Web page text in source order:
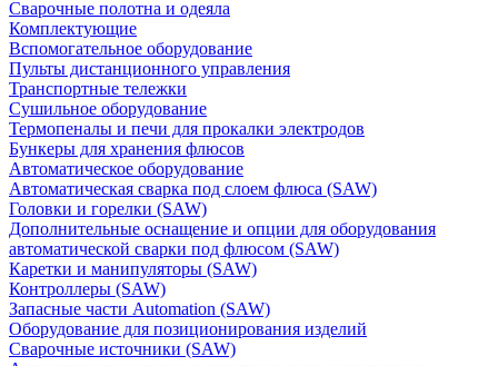
Сварочные полотна и одеяла
Комплектующие
Вспомогательное оборудование
Пульты дистанционного управления
Транспортные тележки
Сушильное оборудование
Термопеналы и печи для прокалки электродов
Бункеры для хранения флюсов
Автоматическое оборудование
Автоматическая сварка под слоем флюса (SAW)
Головки и горелки (SAW)
Дополнительные оснащение и опции для оборудования
автоматической сварки под флюсом (SAW)
Каретки и манипуляторы (SAW)
Контроллеры (SAW)
Запасные части Automation (SAW)
Оборудование для позиционирования изделий
Сварочные источники (SAW)